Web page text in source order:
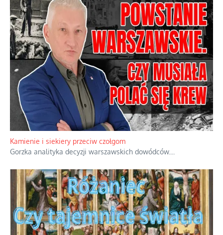
Kamienie i siekiery przeciw czołgom
Gorzka analityka decyzji warszawskich dowódców.